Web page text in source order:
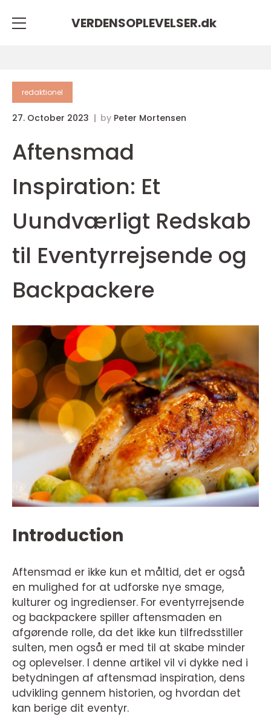
VERDENSOPLEVELSER.dk
redaktionel
27. October 2023 by Peter Mortensen
Aftensmad
Inspiration: Et
Uundværligt Redskab
til Eventyrrejsende og
Backpackere
Introduction
Aftensmad er ikke kun et måltid, det er også
en mulighed for at udforske nye smage,
kulturer og ingredienser. For eventyrrejsende
og backpackere spiller aftensmaden en
afgørende rolle, da det ikke kun tilfredsstiller
sulten, men også er med til at skabe minder
og oplevelser. I denne artikel vil vi dykke ned i
betydningen af aftensmad inspiration, dens
udvikling gennem historien, og hvordan det
kan berige dit eventyr.